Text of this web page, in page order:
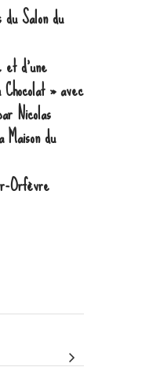
Salon du
d’une
» avec
Nicolas
du
Orfèvre